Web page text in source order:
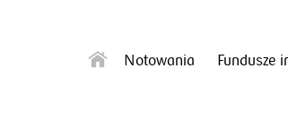
Notowania Fundusze